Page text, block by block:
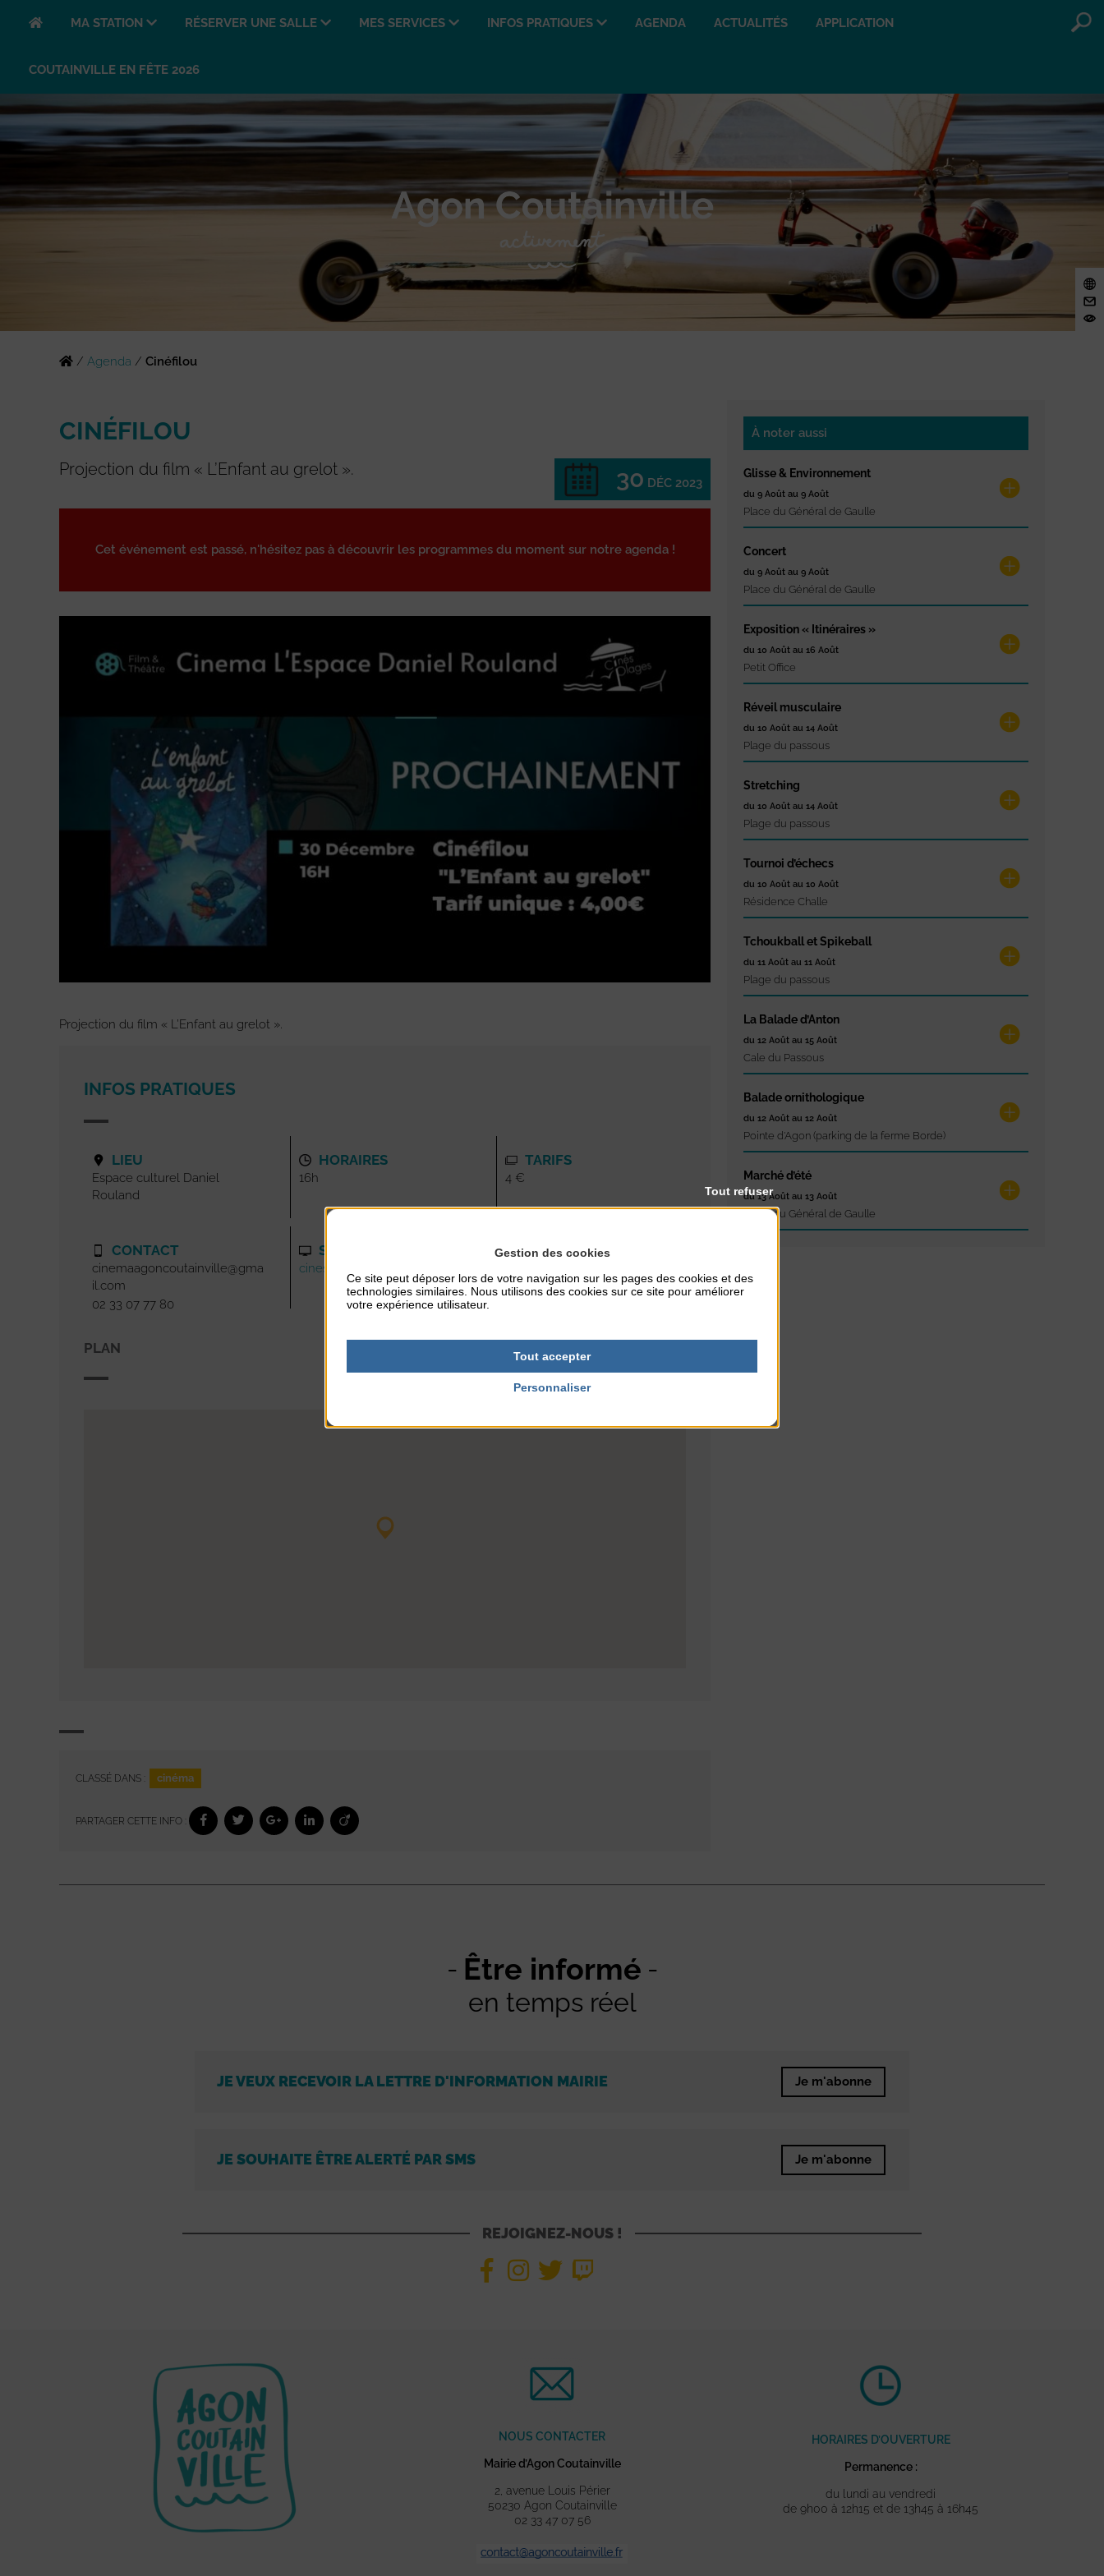
MA STATION RÉSERVER UNE SALLE MES SERVICES INFOS PRATIQUES AGENDA ACTUALITÉS APPLICATION
COUTAINVILLE EN FÊTE 2026
/ Agenda / Cinéfilou
CINÉFILOU
Projection du film « L’Enfant au grelot ». 30 DÉC 2023
Cet événement est passé, n'hésitez pas à découvrir les programmes du moment sur notre agenda !
Projection du film « L’Enfant au grelot ».
INFOS PRATIQUES
LIEU
Espace culturel Daniel
Rouland
CONTACT
cinemaagoncoutainville@gma
il.com
02 33 07 77 80
HORAIRES
16h
SITE INTERNET
cinesplages.fr
TARIFS
4 €
PLAN
CLASSÉ DANS : cinéma
PARTAGER CETTE INFO :
À noter aussi
Glisse & Environnement
du 9 Août au 9 Août
Place du Général de Gaulle
Concert
du 9 Août au 9 Août
Place du Général de Gaulle
Exposition « Itinéraires »
du 10 Août au 16 Août
Petit Office
Réveil musculaire
du 10 Août au 14 Août
Plage du passous
Stretching
du 10 Août au 14 Août
Plage du passous
Tournoi d’échecs
du 10 Août au 10 Août
Résidence Challe
Tchoukball et Spikeball
du 11 Août au 11 Août
Plage du passous
La Balade d’Anton
du 12 Août au 15 Août
Cale du Passous
Balade ornithologique
du 12 Août au 12 Août
Pointe d'Agon (parking de la ferme Borde)
Marché d’été
du 13 Août au 13 Août
Place du Général de Gaulle
Être informé
en temps réel
JE VEUX RECEVOIR LA LETTRE D'INFORMATION MAIRIE Je m'abonne
JE SOUHAITE ÊTRE ALERTÉ PAR SMS Je m'abonne
REJOIGNEZ-NOUS !
NOUS CONTACTER
Mairie d’Agon Coutainville
2, avenue Louis Périer
50230 Agon Coutainville
02 33 47 07 56
HORAIRES D’OUVERTURE
Permanence :
du lundi au vendredi
de 9h00 à 12h15 et de 13h45 à 16h45
Gestion des cookies
Ce site peut déposer lors de votre navigation sur les pages des cookies et des
technologies similaires. Nous utilisons des cookies sur ce site pour améliorer
votre expérience utilisateur.
Tout accepter
Tout refuser
Personnaliser